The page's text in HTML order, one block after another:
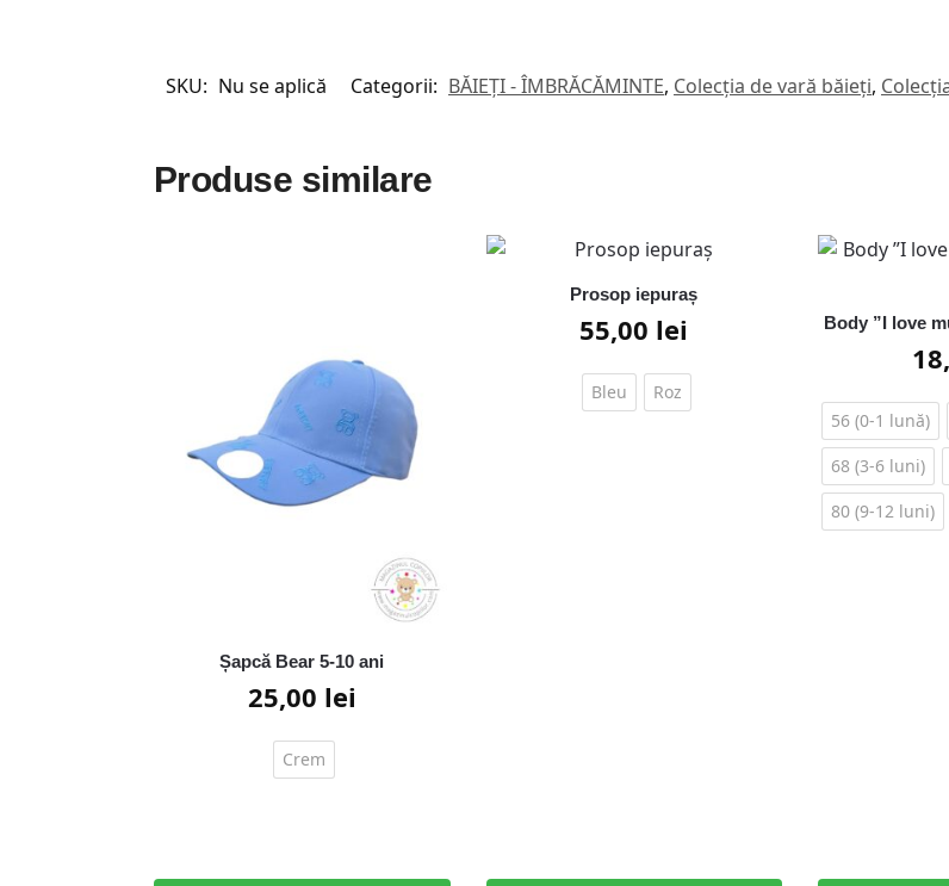
SKU: Nu se aplică Categorii: BĂIEȚI - ÎMBRĂCĂMINTE, Colecția de vară băieți,
Produse similare
Șapcă Bear 5-10 ani
25,00 lei
Crem
Prosop iepuraș
55,00 lei
Bleu Roz
Body ”I love
56 (0-1 lună)
68 (3-6 luni)
80 (9-12 luni)